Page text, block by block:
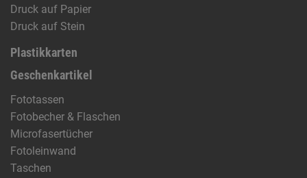
Druck auf Papier
Druck auf Stein
Plastikkarten
Geschenkartikel
Fototassen
Fotobecher & Flaschen
Microfasertücher
Fotoleinwand
Taschen